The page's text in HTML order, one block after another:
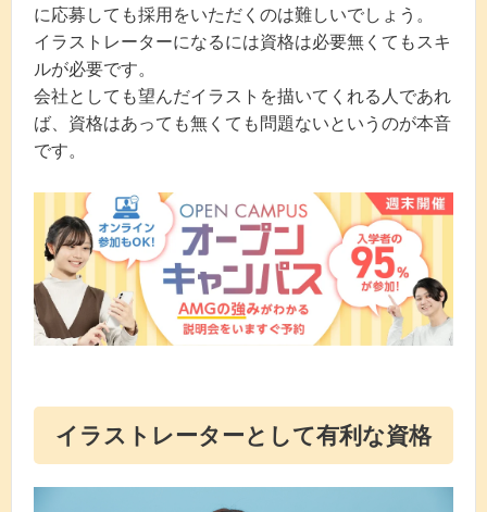
に応募しても採用をいただくのは難しいでしょう。
イラストレーターになるには資格は必要無くてもスキ
ルが必要です。
会社としても望んだイラストを描いてくれる人であれ
ば、資格はあっても無くても問題ないというのが本音
です。
イラストレーターとして有利な資格